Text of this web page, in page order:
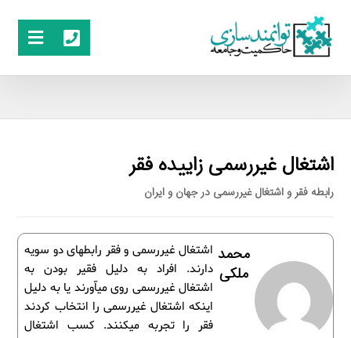
اشتغال غیررسمی زاییده فقر
رابطه فقر و اشتغال غیررسمی در جهان و ایران
اشتغال غیررسمی و فقر رابطه­ای دو سویه
دارند. افراد به دلیل فقیر بودن به
اشتغال غیررسمی روی می­آورند یا به دلیل
این­که اشتغال غیررسمی را انتخاب کردند
فقر را تجربه می­کنند. کسب اشتغال
محمد
ملکی